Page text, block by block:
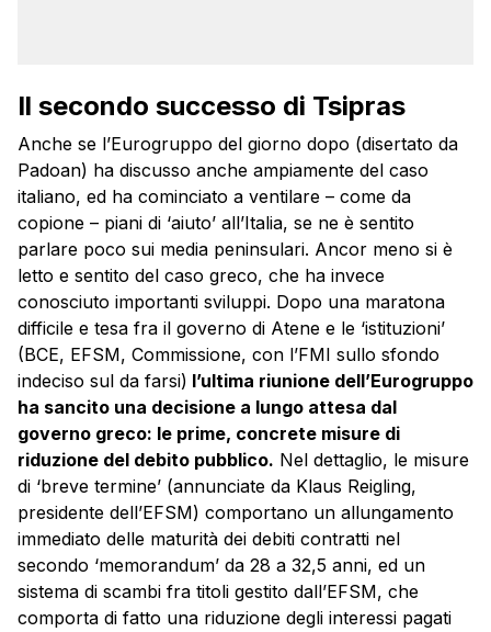
Il secondo successo di Tsipras
Anche se l’Eurogruppo del giorno dopo (disertato da
Padoan) ha discusso anche ampiamente del caso
italiano, ed ha cominciato a ventilare – come da
copione – piani di ‘aiuto’ all’Italia, se ne è sentito
parlare poco sui media peninsulari. Ancor meno si è
letto e sentito del caso greco, che ha invece
conosciuto importanti sviluppi. Dopo una maratona
difficile e tesa fra il governo di Atene e le ‘istituzioni’
(BCE, EFSM, Commissione, con l’FMI sullo sfondo
indeciso sul da farsi) l’ultima riunione dell’Eurogruppo
ha sancito una decisione a lungo attesa dal
governo greco: le prime, concrete misure di
riduzione del debito pubblico. Nel dettaglio, le misure
di ‘breve termine’ (annunciate da Klaus Reigling,
presidente dell’EFSM) comportano un allungamento
immediato delle maturità dei debiti contratti nel
secondo ‘memorandum’ da 28 a 32,5 anni, ed un
sistema di scambi fra titoli gestito dall’EFSM, che
comporta di fatto una riduzione degli interessi pagati